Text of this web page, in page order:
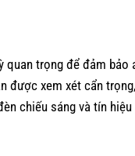
trọng để đảm
được xem xét cẩn
chiếu sáng và tín